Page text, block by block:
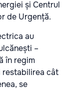
și Centrul
de Urgență.
au
–
în regim
restabilirea cât
se